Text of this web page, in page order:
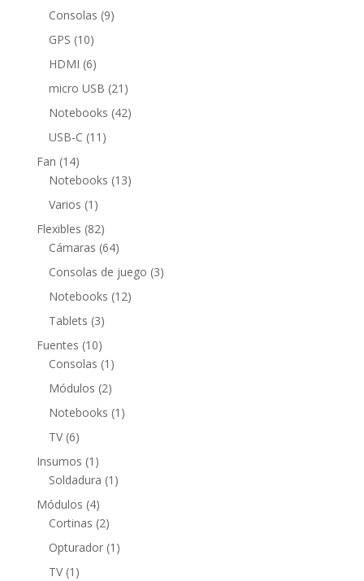
productos
Consolas 99
GPS 1010
productos
HDMI 66
productos
micro USB 21 21
productos
Notebooks 4242
USB-C 11 11
Fan 1414
productos
Notebooks 1313
Varios 1 1
producto
Flexibles 8282
productos
Cámaras 6464
productos
Consolas de juego 33
Notebooks 1212
Tablets 33
productos
Fuentes 1010
productos
Consolas 1 1
producto
Módulos 22
productos
Notebooks 1 1
TV 66
productos
Insumos 1 1
producto
Soldadura 1 1
Módulos 44
productos
Cortinas 22
productos
Opturador 1 1
TV 1 1